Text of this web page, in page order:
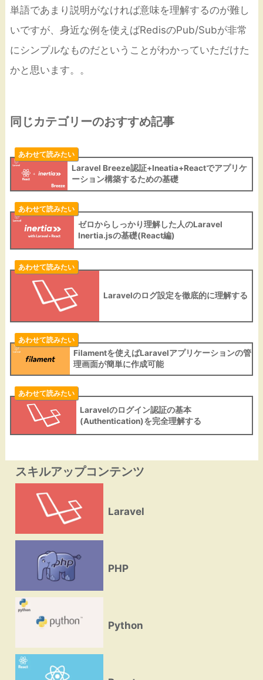
単語であまり説明がなければ意味を理解するのが難し
いですが、身近な例を使えばRedisのPub/Subが非常
にシンプルなものだということがわかっていただけた
かと思います。。
同じカテゴリーのおすすめ記事
あわせて読みたい
Laravel Breeze認証+Ineatia+Reactでアプリケ
ーション構築するための基礎
あわせて読みたい
ゼロからしっかり理解した人のLaravel
Inertia.jsの基礎(React編)
あわせて読みたい
Laravelのログ設定を徹底的に理解する
あわせて読みたい
Filamentを使えばLaravelアプリケーションの管
理画面が簡単に作成可能
あわせて読みたい
Laravelのログイン認証の基本
(Authentication)を完全理解する
スキルアップコンテンツ
Laravel
PHP
Python